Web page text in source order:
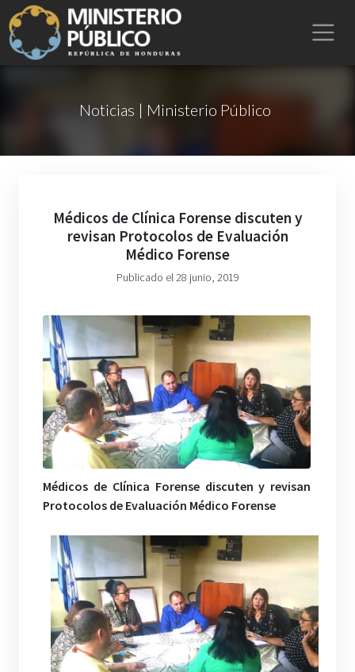
Noticias | Ministerio Público
Médicos de Clínica Forense discuten y
revisan Protocolos de Evaluación
Médico Forense
Publicado el 28 junio, 2019
Médicos de Clínica Forense discuten y revisan
Protocolos de Evaluación Médico Forense